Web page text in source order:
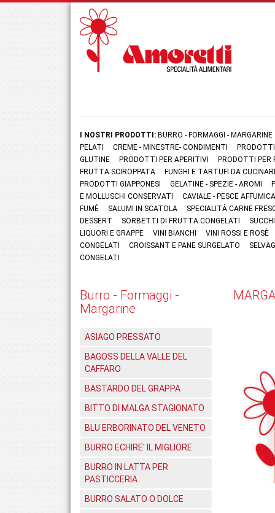
I NOSTRI PRODOTTI: BURRO - FORMAGGI - MARGARINE
PELATI
CREME - MINESTRE- CONDIMENTI
GLUTINE
PRODOTTI PER APERITIVI
PRODOTTI PER
FRUTTA SCIROPPATA
FUNGHI E TARTUFI DA
PRODOTTI GIAPPONESI
GELATINE - SPEZIE - AROMI
E MOLLUSCHI CONSERVATI
CAVIALE - PESCE
FUMÈ
SALUMI IN SCATOLA
SPECIALITÀ CARNE
DESSERT
SORBETTI DI FRUTTA CONGELATI
LIQUORI E GRAPPE
VINI BIANCHI
VINI ROSSI E ROSÈ
CONGELATI
CROISSANT E PANE SURGELATO
CONGELATI
Burro - Formaggi -
Margarine
ASIAGO PRESSATO
BAGOSS DELLA VALLE DEL
CAFFARO
BASTARDO DEL GRAPPA
BITTO DI MALGA STAGIONATO
BLU ERBORINATO DEL VENETO
BURRO ECHIRE' IL MIGLIORE
BURRO IN LATTA PER
PASTICCERIA
BURRO SALATO O DOLCE